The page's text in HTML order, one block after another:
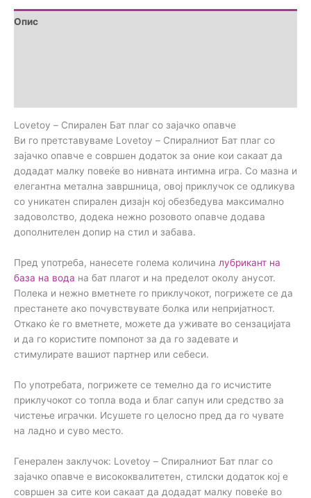
Опис
Lovetoy – Спирален Бат плаг со зајачко опавче
Ви го претставуваме Lovetoy – Спиралниот Бат плаг со
зајачко опавче е совршен додаток за оние кои сакаат да
додадат малку повеќе во нивната интимна игра. Со мазна и
елегантна метална завршница, овој приклучок се одликува
со уникатен спирален дизајн кој обезбедува максимално
задоволство, додека нежно розовото опавче додава
дополнителен допир на стил и забава.
Пред употреба, нанесете голема количина лубрикант на
база на вода на бат плагот и на пределот околу анусот.
Полека и нежно вметнете го приклучокот, погрижете се да
престанете ако почувствувате болка или непријатност.
Откако ќе го вметнете, можете да уживате во сензацијата
и да го користите помпонот за да го задевате и
стимулирате вашиот партнер или себеси.
По употребата, погрижете се темелно да го исчистите
приклучокот со топла вода и благ сапун или средство за
чистење играчки. Исушете го целосно пред да го чувате
на ладно и суво место.
Генерален заклучок: Lovetoy – Спиралниот Бат плаг со
зајачко опавче е висококвалитетен, стилски додаток кој е
совршен за сите кои сакаат да додадат малку повеќе во